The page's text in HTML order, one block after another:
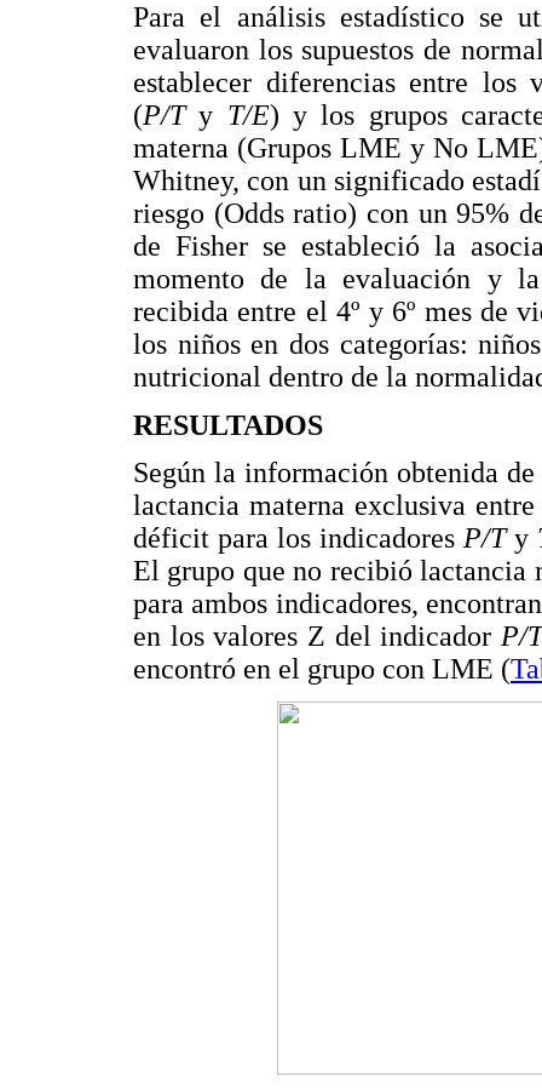
Para el análisis estadístico se
evaluaron los supuestos de
establecer diferencias entre los
(P/T y T/E) y los grupos
materna (Grupos LME y No
Whitney, con un significado
riesgo (Odds ratio) con un 95%
de Fisher se estableció la
momento de la evaluación y
recibida entre el 4º y 6º mes de
los niños en dos categorías:
nutricional dentro de la
RESULTADOS
Según la información obtenida
lactancia materna exclusiva
déficit para los indicadores P/T y
El grupo que no recibió lactancia
para ambos indicadores,
en los valores Z del indicador P/
encontró en el grupo con LME (